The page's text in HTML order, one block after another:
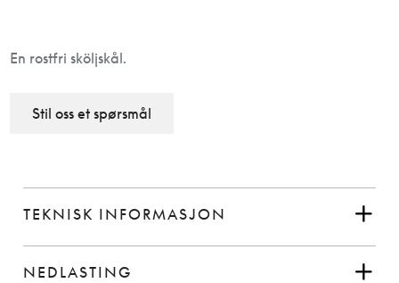
En rostfri sköljskål.
Stil oss et spørsmål
TEKNISK INFORMASJON
NEDLASTING